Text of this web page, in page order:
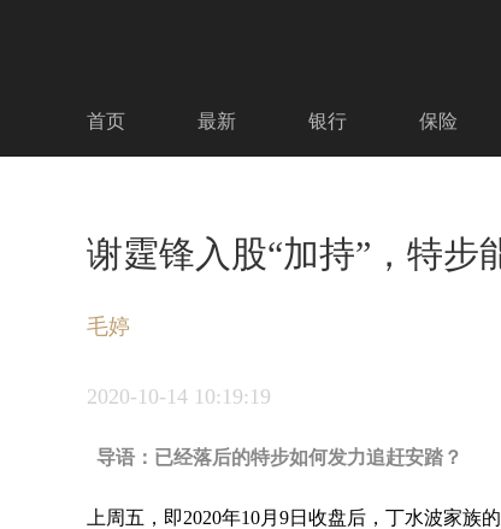
首页 最新 银行 保险
谢霆锋入股“加持”，特步
毛婷
2020-10-14 10:19:19
导语：已经落后的特步如何发力追赶安踏？
上周五，即2020年10月9日收盘后，丁水波家族